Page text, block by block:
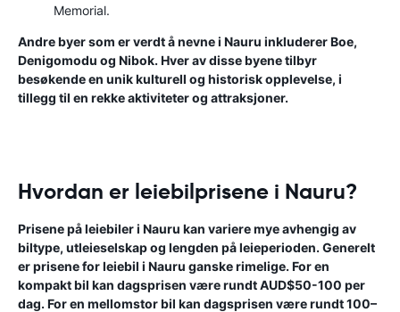
Memorial.
Andre byer som er verdt å nevne i Nauru inkluderer Boe,
Denigomodu og Nibok. Hver av disse byene tilbyr
besøkende en unik kulturell og historisk opplevelse, i
tillegg til en rekke aktiviteter og attraksjoner.
Hvordan er leiebilprisene i Nauru?
Prisene på leiebiler i Nauru kan variere mye avhengig av
biltype, utleieselskap og lengden på leieperioden. Generelt
er prisene for leiebil i Nauru ganske rimelige. For en
kompakt bil kan dagsprisen være rundt AUD$50-100 per
dag. For en mellomstor bil kan dagsprisen være rundt 100–